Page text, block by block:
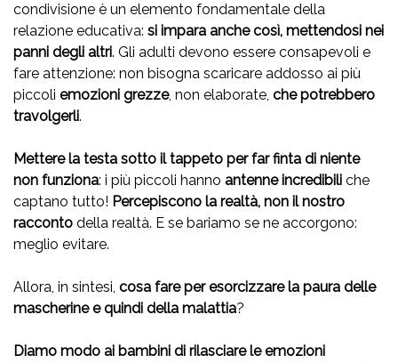
condivisione è un elemento fondamentale della
relazione educativa: si impara anche così, mettendosi nei
panni degli altri. Gli adulti devono essere consapevoli e
fare attenzione: non bisogna scaricare addosso ai più
piccoli emozioni grezze, non elaborate, che potrebbero
travolgerli.
Mettere la testa sotto il tappeto per far finta di niente
non funziona: i più piccoli hanno antenne incredibili che
captano tutto! Percepiscono la realtà, non il nostro
racconto della realtà. E se bariamo se ne accorgono:
meglio evitare.
Allora, in sintesi, cosa fare per esorcizzare la paura delle
mascherine e quindi della malattia?
Diamo modo ai bambini di rilasciare le emozioni